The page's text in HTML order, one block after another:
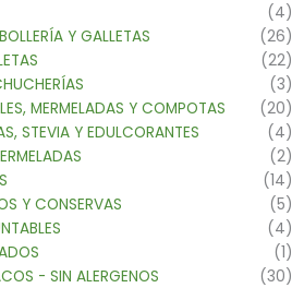
(4)
Y GALLETAS
(26)
(22)
(3)
MERMELADAS Y COMPOTAS
(20)
STEVIA Y EDULCORANTES
(4)
(2)
(14)
Y CONSERVAS
(5)
(4)
(1)
- SIN ALERGENOS
(30)